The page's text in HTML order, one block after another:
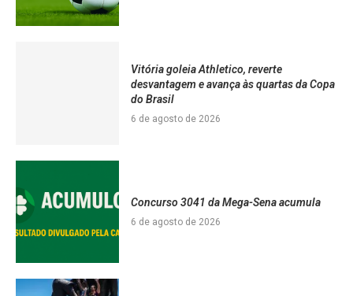
Vitória goleia Athletico, reverte
desvantagem e avança às quartas da Copa
do Brasil
6 de agosto de 2026
Concurso 3041 da Mega-Sena acumula
6 de agosto de 2026